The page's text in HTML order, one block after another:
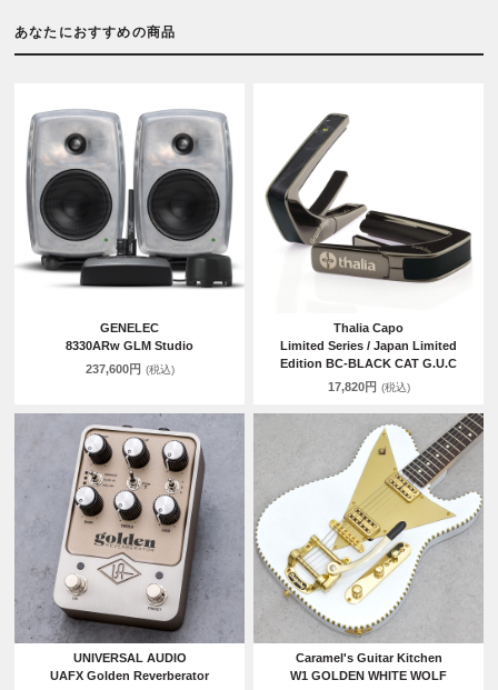
あなたにおすすめの商品
GENELEC
8330ARw GLM Studio
237,600円 (税込)
Thalia Capo
Limited Series / Japan Limited
Edition BC-BLACK CAT G.U.C
17,820円 (税込)
UNIVERSAL AUDIO
UAFX Golden Reverberator
Caramel's Guitar Kitchen
W1 GOLDEN WHITE WOLF